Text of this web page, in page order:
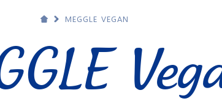
MEGGLE VEGAN